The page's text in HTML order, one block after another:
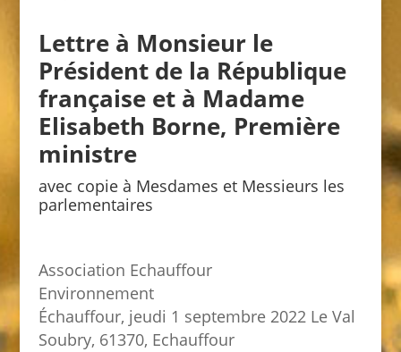
Lettre à Monsieur le
Président de la République
française et à Madame
Elisabeth Borne, Première
ministre
avec copie à Mesdames et Messieurs les
parlementaires
Association Echauffour
Environnement
Échauffour, jeudi 1 septembre 2022 Le Val
Soubry, 61370, Echauffour